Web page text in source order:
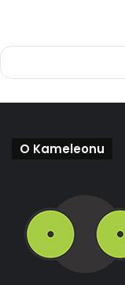
O Kameleonu